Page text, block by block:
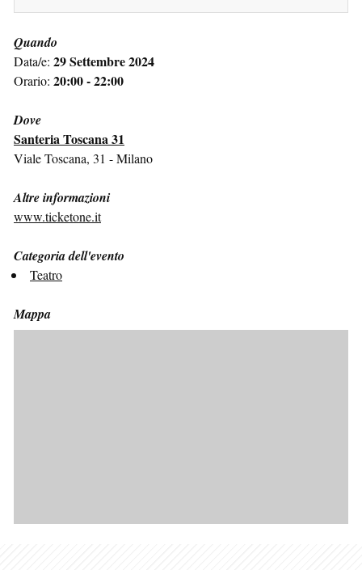
Quando
Data/e: 29 Settembre 2024
Orario: 20:00 - 22:00
Dove
Santeria Toscana 31
Viale Toscana, 31 - Milano
Altre informazioni
www.ticketone.it
Categoria dell'evento
Teatro
Mappa